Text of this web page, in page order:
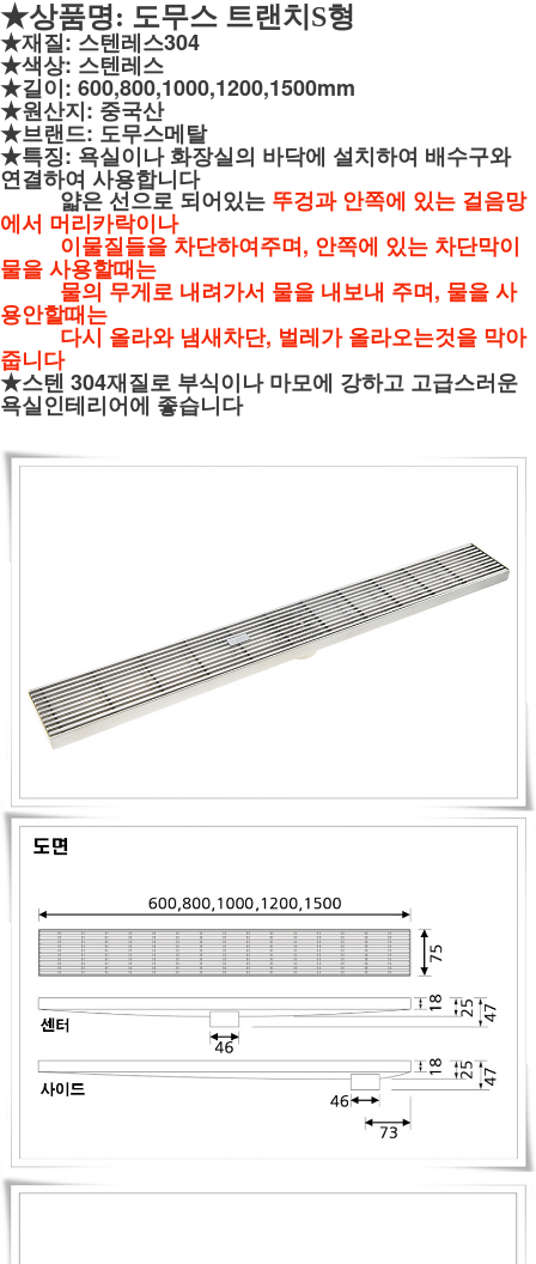
★상품명: 도무스 트랜치S형
★재질: 스텐레스304
★색상: 스텐레스
★길이: 600,800,1000,1200,1500mm
★원산지: 중국산
★브랜드: 도무스메탈
★특징: 욕실이나 화장실의 바닥에 설치하여 배수구와
연결하여 사용합니다
얇은 선으로 되어있는 뚜겅과 안쪽에 있는 걸음망
에서 머리카락이나
이물질들을 차단하여주며, 안쪽에 있는 차단막이
물을 사용할때는
물의 무게로 내려가서 물을 내보내 주며, 물을 사
용안할때는
다시 올라와 냄새차단, 벌레가올라오는것을 막아
줍니다
★스텐 304재질로 부식이나 마모에 강하고 고급스러운
욕실인테리어에 좋습니다